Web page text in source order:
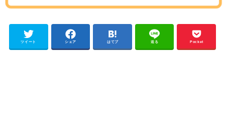
ツイート シェア はてブ 送る Pocket